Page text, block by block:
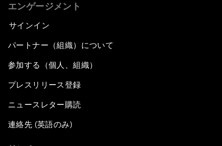
エンゲージメント
サインイン
パートナー（組織）について
参加する（個人、組織）
プレスリリース登録
ニュースレター購読
連絡先 (英語のみ)